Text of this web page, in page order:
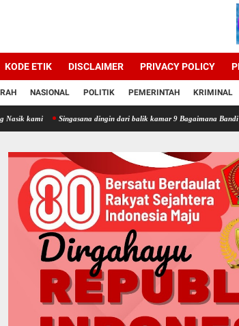
KODE ETIK DISCLAIMER PRIVACY POLICY
NASIONAL POLITIK PEMERINTAH KRIMINAL
Singasana dingin dari balik kamar 9 Bagaimana Bandi